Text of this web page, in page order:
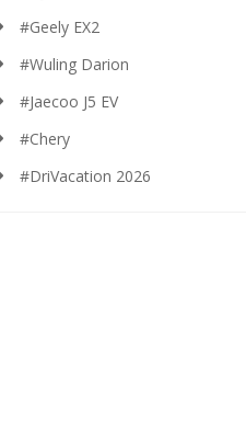
#Geely EX2
#Wuling Darion
#Jaecoo J5 EV
#Chery
#DriVacation 2026